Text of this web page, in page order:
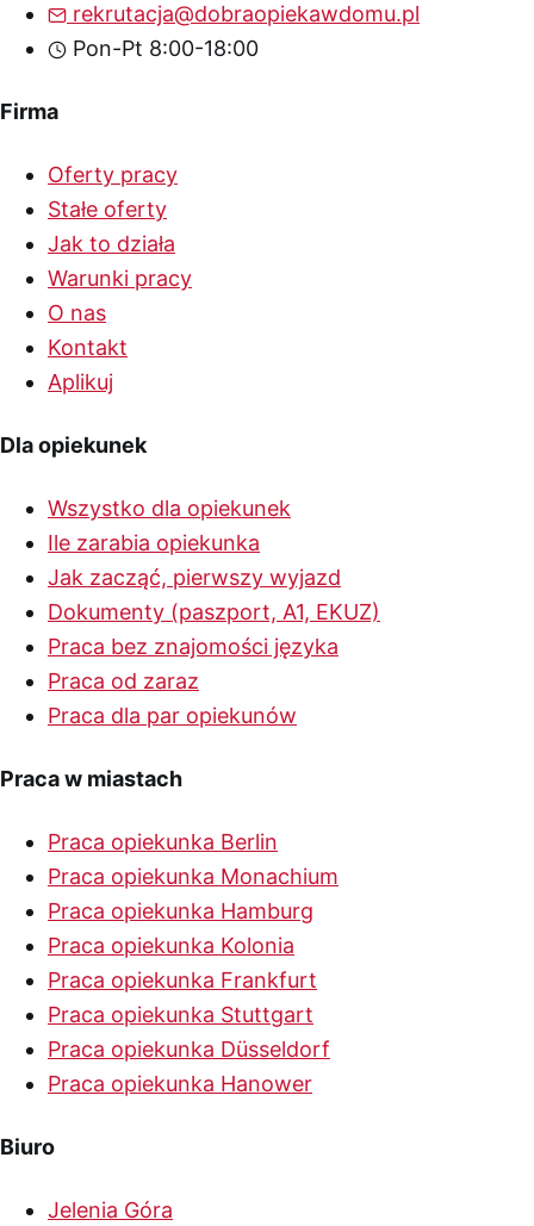
rekrutacja@dobraopiekawdomu.pl
Pon-Pt 8:00-18:00
Firma
Oferty pracy
Stałe oferty
Jak to działa
Warunki pracy
O nas
Kontakt
Aplikuj
Dla opiekunek
Wszystko dla opiekunek
Ile zarabia opiekunka
Jak zacząć, pierwszy wyjazd
Dokumenty (paszport, A1, EKUZ)
Praca bez znajomości języka
Praca od zaraz
Praca dla par opiekunów
Praca w miastach
Praca opiekunka Berlin
Praca opiekunka Monachium
Praca opiekunka Hamburg
Praca opiekunka Kolonia
Praca opiekunka Frankfurt
Praca opiekunka Stuttgart
Praca opiekunka Düsseldorf
Praca opiekunka Hanower
Biuro
Jelenia Góra